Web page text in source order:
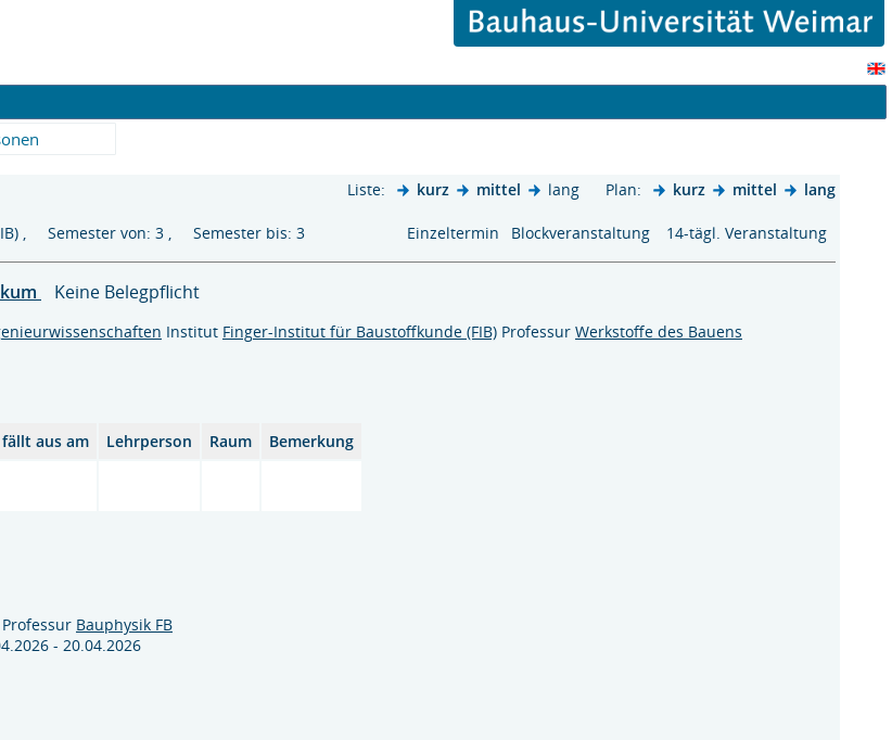
Liste: kurz mittel lang Plan: kurz mittel lang
, Semester von: 3 , Semester bis: 3 Einzeltermin Blockveranstaltung 14-tägl. Veranstaltung
Keine Belegpflicht
Institut Finger-Institut für Baustoffkunde (FIB) Professur Werkstoffe des Bauens
fällt aus am Lehrperson Raum
Bemerkung
Professur Bauphysik FB
- 20.04.2026